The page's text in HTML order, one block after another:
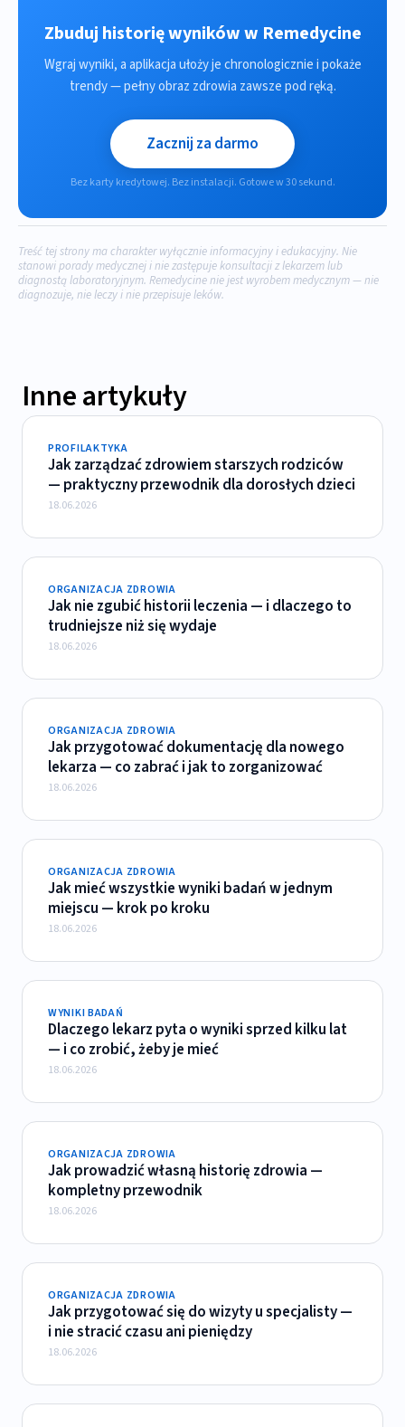
Zbuduj historię wyników w Remedycine
Wgraj wyniki, a aplikacja ułoży je chronologicznie i pokaże
trendy — pełny obraz zdrowia zawsze pod ręką.
Zacznij za darmo
Bez karty kredytowej. Bez instalacji. Gotowe w 30 sekund.
Treść tej strony ma charakter wyłącznie informacyjny i edukacyjny. Nie
stanowi porady medycznej i nie zastępuje konsultacji z lekarzem lub
diagnostą laboratoryjnym. Remedycine nie jest wyrobem medycznym — nie
diagnozuje, nie leczy i nie przepisuje leków.
Inne artykuły
PROFILAKTYKA
Jak zarządzać zdrowiem starszych rodziców
— praktyczny przewodnik dla dorosłych dzieci
18.06.2026
ORGANIZACJA ZDROWIA
Jak nie zgubić historii leczenia — i dlaczego to
trudniejsze niż się wydaje
18.06.2026
ORGANIZACJA ZDROWIA
Jak przygotować dokumentację dla nowego
lekarza — co zabrać i jak to zorganizować
18.06.2026
ORGANIZACJA ZDROWIA
Jak mieć wszystkie wyniki badań w jednym
miejscu — krok po kroku
18.06.2026
WYNIKI BADAŃ
Dlaczego lekarz pyta o wyniki sprzed kilku lat
— i co zrobić, żeby je mieć
18.06.2026
ORGANIZACJA ZDROWIA
Jak prowadzić własną historię zdrowia —
kompletny przewodnik
18.06.2026
ORGANIZACJA ZDROWIA
Jak przygotować się do wizyty u specjalisty —
i nie stracić czasu ani pieniędzy
18.06.2026